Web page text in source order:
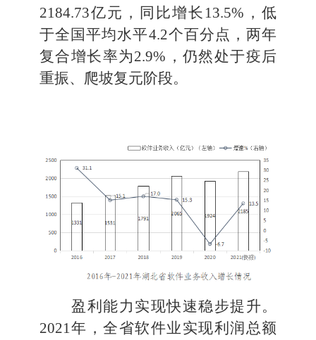
2184.73亿元，同比增长 13.5% ， 低
于全国平均水平4.2个百分点， 两年
复合增长率为2.9% ，仍然处于疫后
重振、爬坡复元阶段。
盈利能力实现快速稳步提升。
2021 年 ，全省软件业实现利润总额